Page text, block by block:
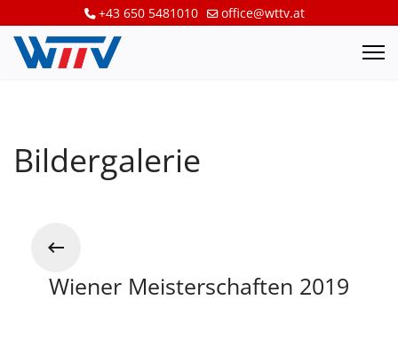
+43 650 5481010 office@wttv.at
Bildergalerie
Wiener Meisterschaften 2019